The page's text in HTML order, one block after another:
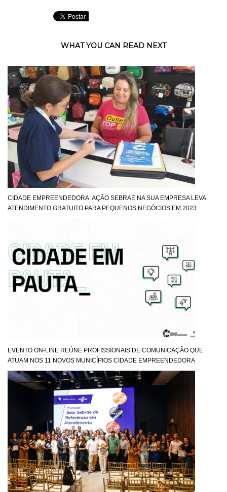
WHAT YOU CAN READ NEXT
CIDADE EMPREENDEDORA: AÇÃO SEBRAE NA SUA EMPRESA LEVA
ATENDIMENTO GRATUITO PARA PEQUENOS NEGÓCIOS EM 2023
EVENTO ON-LINE REÚNE PROFISSIONAIS DE COMUNICAÇÃO QUE
ATUAM NOS 11 NOVOS MUNICÍPIOS CIDADE EMPREENDEDORA